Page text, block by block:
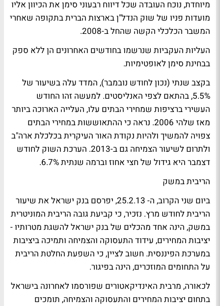
מיוחדת, נוכח העובדה שכל דיווח רבעוני סימן את הכיוון אליו
מועדות פניו של שוק הנדל"ן בארצות הברית בתקופה שאחרי
המשבר הכלכלי הקשה שהחל ב-2008.
העליות העקביות שנרשמו בחודשים האחרונים הן ללא ספק
בבחינת סימן לאופטימיות.
בקצב שנתי (נכון לחודש נובמבר), המדד עלה בשיעור של
5.5%, בהתאם לצפי האנליסטים. למעשה זהו החודש
העשירי ברציפות שמחירי הבתים עלו, העלייה הארוכה ביותר
מאז שלהי 2006. נראה כי ההתאוששות במחירי הבתים
צפויה להמשיך ולהיות נקודת האור העיקרית בכלכלת ארה"ב
ולתרום לשיעור הצמיחה גם ב-2013. הערכת השוק לחודש
דצמבר היא גידול של חצי אחוז וברמה שנתית 6.7%.
הריבית במשק
ביום שני הקרוב, ה- 25.2.13, יפרסם בנק ישראל את שיעור
הריבית לחודש מרץ. נזכיר, כי קביעת גובה הריבית המוניטרית
במשק, הינה אחד מהכלים של בנק ישראל להשגת מטרותיו -
יציבות המחירים, עידוד התעסוקה והצמיחה ותמיכה ביציבות
במערכת הפיננסית. חשוב לציין, כי השפעת החלטת הריבית
על התחומים המוזכרים, הינה בפיגור.
לכאורה, מרבית האינדיקאטורים שפורסמו לאחרונה בישראל
בתחום יציבות המחירים והתעסוקה והצמיחה, תומכים